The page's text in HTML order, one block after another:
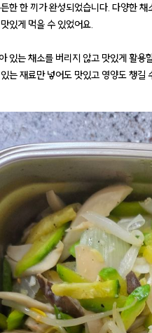
한 한 끼가 완성되었습니다. 다양한
있게 먹을 수 있었어요.
있는 채소를 버리지 않고 맛있게 활
는 재료만 넣어도 맛있고 영양도 챙길